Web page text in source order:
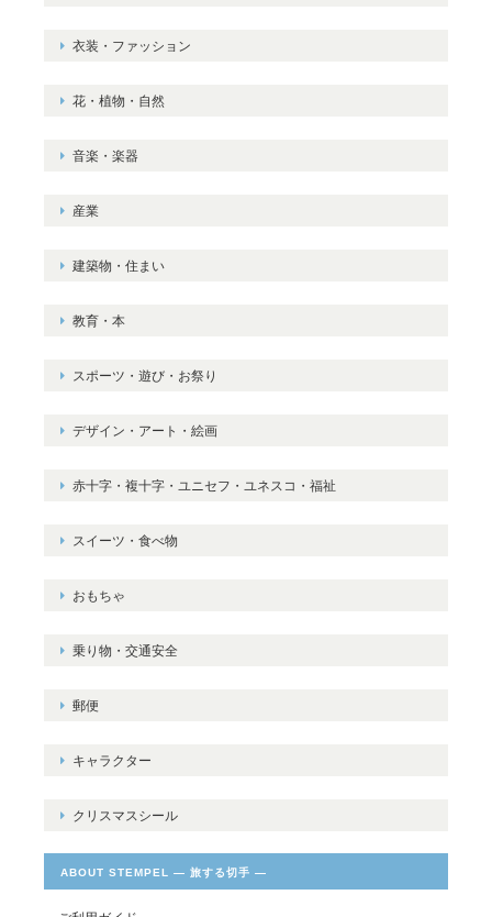
衣装・ファッション
花・植物・自然
音楽・楽器
産業
建築物・住まい
教育・本
スポーツ・遊び・お祭り
デザイン・アート・絵画
赤十字・複十字・ユニセフ・ユネスコ・福祉
スイーツ・食べ物
おもちゃ
乗り物・交通安全
郵便
キャラクター
クリスマスシール
ABOUT STEMPEL ― 旅する切手 ―